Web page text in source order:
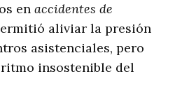
enaccidentes de
aliviar la presión
asistenciales, pero
insostenible del